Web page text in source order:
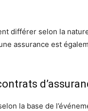
différer selon la
assurance est
la base de